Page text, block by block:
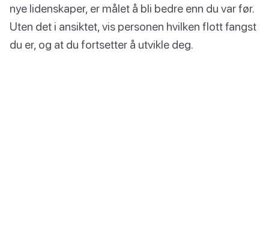
nye lidenskaper, er målet å bli bedre enn du var før.
Uten det i ansiktet, vis personen hvilken flott fangst
du er, og at du fortsetter å utvikle deg.